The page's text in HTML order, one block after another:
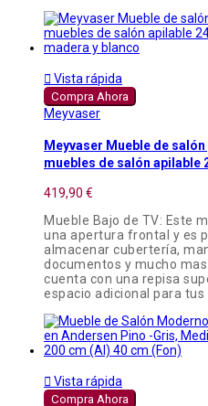
 Vista rápida
Compra Ahora
Meyvaser
Meyvaser Mueble de
muebles de salón apilable
419,90 €
Mueble Bajo de TV: Este
una apertura frontal y es
almacenar cubertería,
documentos y mucho
cuenta con una repisa
espacio adicional para tus
 Vista rápida
Compra Ahora